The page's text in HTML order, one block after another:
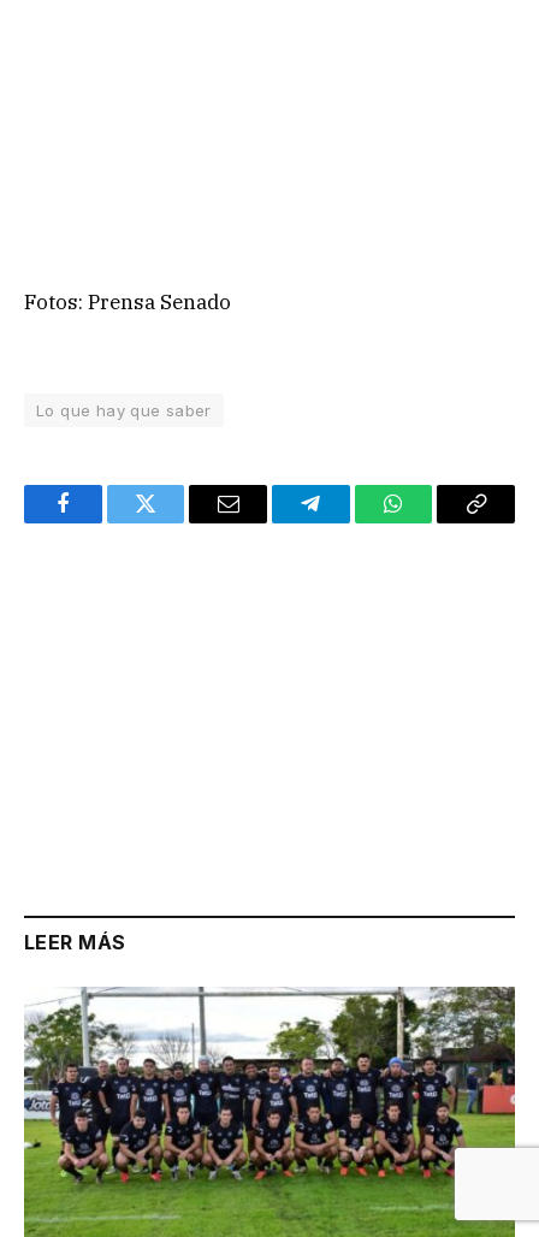
Fotos: Prensa Senado
Lo que hay que saber
FacebookTwitter Email TelegramWhatsAppCopy
LEER MÁS